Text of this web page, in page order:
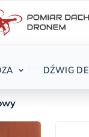
nieprzerwanie
DŹWIG
- karpiówka